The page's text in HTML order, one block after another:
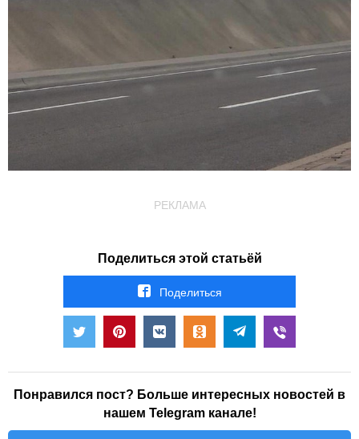
РЕКЛАМА
Поделиться этой статьёй
Поделиться
Понравился пост? Больше интересных новостей в
нашем Telegram канале!